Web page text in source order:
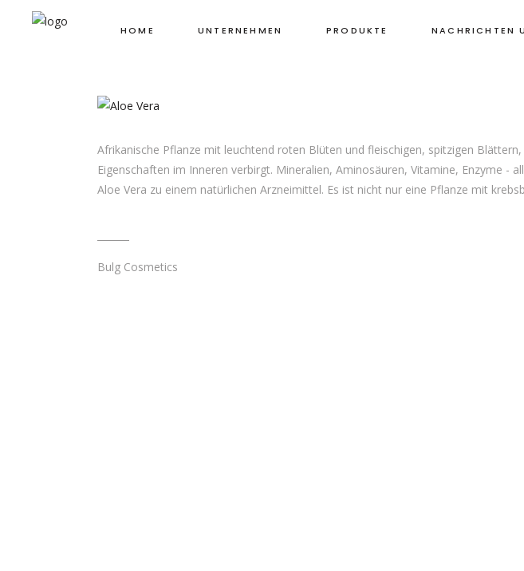
HOME UNTERNEHMEN PRODUKTE NACHRICHTEN
Afrikanische Pflanze mit leuchtend roten Blüten und fleischigen, spitzigen
Eigenschaften im Inneren verbirgt. Mineralien, Aminosäuren, Vitamine, Enzyme -
Aloe Vera zu einem natürlichen Arzneimittel. Es ist nicht nur eine Pflanze mit
Bulg Cosmetics